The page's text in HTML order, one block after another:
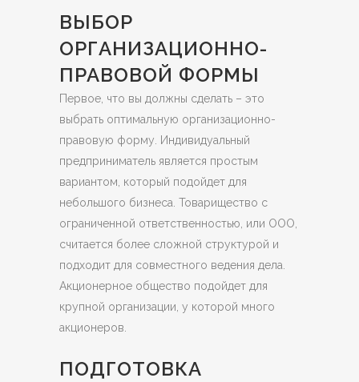
ВЫБОР
ОРГАНИЗАЦИОННО-
ПРАВОВОЙ ФОРМЫ
Первое, что вы должны сделать – это
выбрать оптимальную организационно-
правовую форму. Индивидуальный
предприниматель является простым
вариантом, который подойдет для
небольшого бизнеса. Товарищество с
ограниченной ответственностью, или ООО,
считается более сложной структурой и
подходит для совместного ведения дела.
Акционерное общество подойдет для
крупной организации, у которой много
акционеров.
ПОДГОТОВКА